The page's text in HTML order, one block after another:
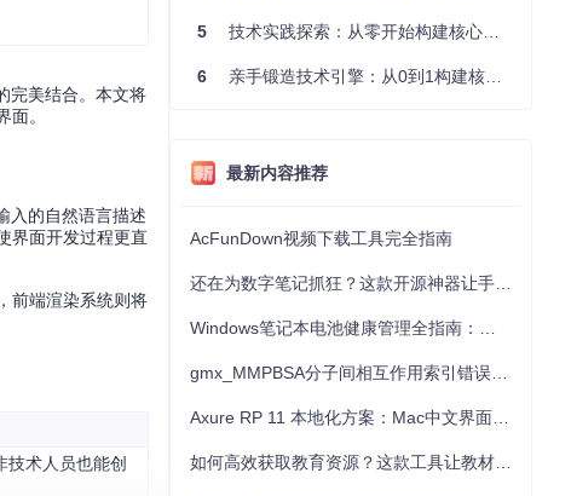
完美结合。本文将
。
入的自然语言描述
界面开发过程更直
前端渲染系统则将
技术人员也能创
5 技术实践探索：从零开始构建核心系统的实践指南
6 亲手锻造技术引擎：从0到1构建核心系统的实践指南
最新内容推荐
AcFunDown视频下载工具完全指南